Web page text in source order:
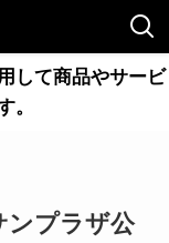
して商品やサービ
。
ンプラザ公